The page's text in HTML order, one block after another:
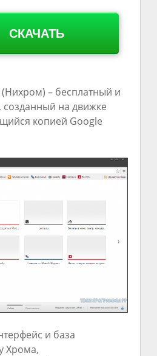
СКАЧАТЬ
– бесплатный и
на движке
копией Google
и база
Хрома,